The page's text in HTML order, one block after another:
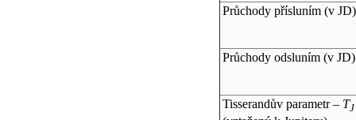
Průchody přísluním (v JD)
Průchody odsluním (v JD)
Tisserandův parametr – TJ